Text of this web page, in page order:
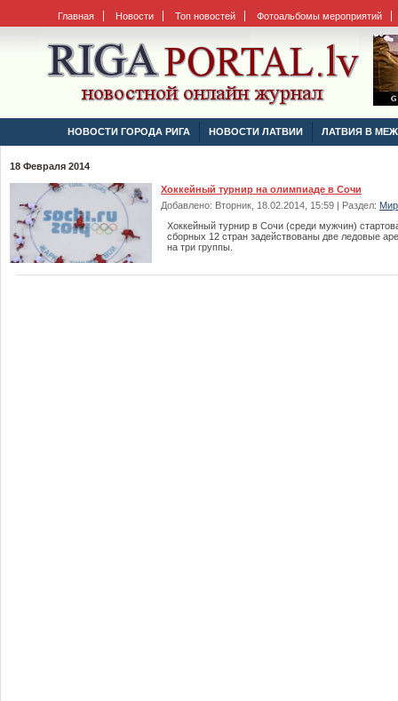
Главная Новости Топ новостей Фотоальбомы мероприятий
НОВОСТИ ГОРОДА РИГА НОВОСТИ ЛАТВИИ ЛАТВИЯ В
18 Февраля 2014
Хоккейный турнир на олимпиаде в Сочи
Добавлено: Вторник, 18.02.2014, 15:59 | Раздел:
Хоккейный турнир в Сочи (среди мужчин)
сборных 12 стран задействованы две ледовые
на три группы.